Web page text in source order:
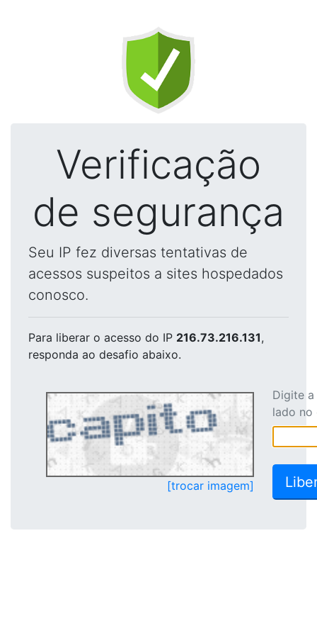
Verificação
de segurança
Seu IP fez diversas tentativas de
acessos suspeitos a sites hospedados
conosco.
Para liberar o acesso do IP 216.73.216.131,
responda ao desafio abaixo.
[trocar imagem]
Digite
lado no